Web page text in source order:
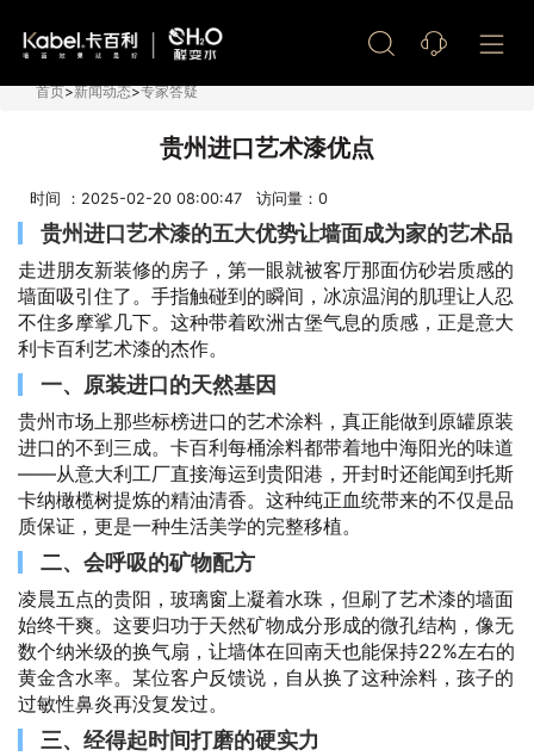
首页>新闻动态>专家答疑
贵州进口艺术漆优点
时间 ：2025-02-20 08:00:47 访问量： 0
贵州进口艺术漆的五大优势让墙面成为家的艺术品
走进朋友新装修的房子，第一眼就被客厅那面仿砂岩质感的
墙面吸引住了。手指触碰到的瞬间，冰凉温润的肌理让人忍
不住多摩挲几下。这种带着欧洲古堡气息的质感，正是意大
利卡百利艺术漆的杰作。
一、原装进口的天然基因
贵州市场上那些标榜进口的艺术涂料，真正能做到原罐原装
进口的不到三成。卡百利每桶涂料都带着地中海阳光的味道
——从意大利工厂直接海运到贵阳港，开封时还能闻到托斯
卡纳橄榄树提炼的精油清香。这种纯正血统带来的不仅是品
质保证，更是一种生活美学的完整移植。
二、会呼吸的矿物配方
凌晨五点的贵阳，玻璃窗上凝着水珠，但刷了艺术漆的墙面
始终干爽。这要归功于天然矿物成分形成的微孔结构，像无
数个纳米级的换气扇，让墙体在回南天也能保持22%左右的
黄金含水率。某位客户反馈说，自从换了这种涂料，孩子的
过敏性鼻炎再没复发过。
三、经得起时间打磨的硬实力